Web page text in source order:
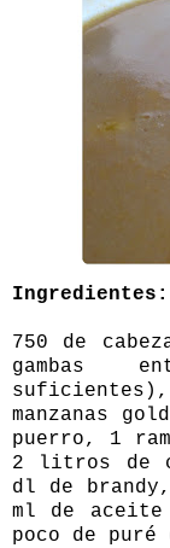
Ingredientes:
750 de
gambas
manzanas
puerro, 1
2 litros de
dl de
ml de
poco de